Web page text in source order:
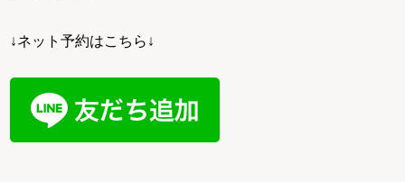
↓ネット予約はこちら↓